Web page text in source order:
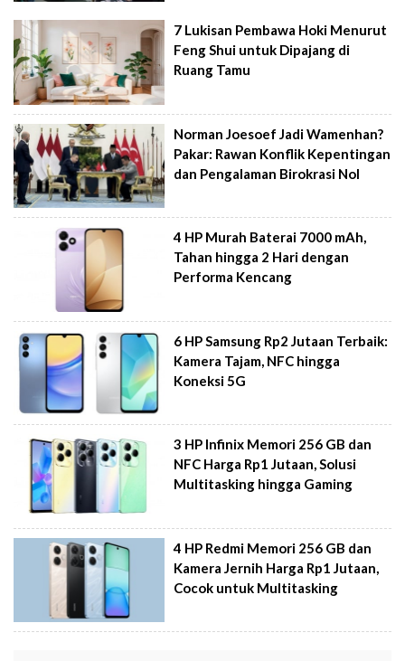
7 Lukisan Pembawa Hoki Menurut
Feng Shui untuk Dipajang di
Ruang Tamu
Norman Joesoef Jadi Wamenhan?
Pakar: Rawan Konflik Kepentingan
dan Pengalaman Birokrasi Nol
4 HP Murah Baterai 7000 mAh,
Tahan hingga 2 Hari dengan
Performa Kencang
6 HP Samsung Rp2 Jutaan Terbaik:
Kamera Tajam, NFC hingga
Koneksi 5G
3 HP Infinix Memori 256 GB dan
NFC Harga Rp1 Jutaan, Solusi
Multitasking hingga Gaming
4 HP Redmi Memori 256 GB dan
Kamera Jernih Harga Rp1 Jutaan,
Cocok untuk Multitasking